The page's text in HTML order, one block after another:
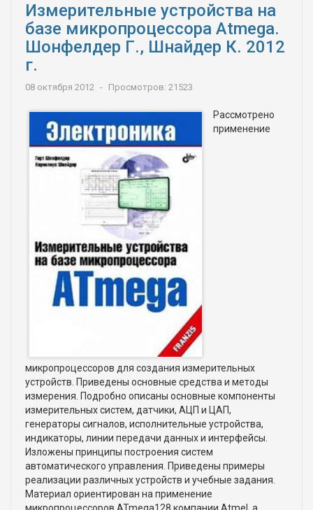
Измерительные устройства на
базе микропроцессора Atmega.
Шонфелдер Г., Шнайдер К. 2012
г.
08 октября 2012 Просмотров: 21523
Рассмотрено
применение
микропроцессоров для создания измерительных
устройств. Приведены основные средства и методы
измерения. Подробно описаны основные компоненты
измерительных систем, датчики, АЦП и ЦАП,
генераторы сигналов, исполнительные устройства,
индикаторы, линии передачи данных и интерфейсы.
Изложены принципы построения систем
автоматического управления. Приведены примеры
реализации различных устройств и учебные задания.
Материал ориентирован на применение
микропроцессоров ATmega128 компании Atmel, а